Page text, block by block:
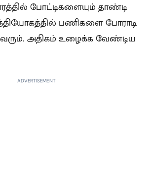
போட்டிகளையும் தாண்டி
பணிகளை போராடி
வரும். அதிகம் உழைக்க வேண்டிய
ADVERTISEMENT